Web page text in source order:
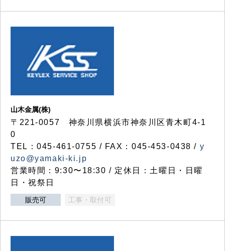
山木金属(株)
〒221-0057 神奈川県横浜市神奈川区青木町4-1
0
TEL：045-461-0755 / FAX：045-453-0438 / y
uzo@yamaki-ki.jp
営業時間：9:30〜18:30 / 定休日：土曜日・日曜
日・祝祭日
販売可 工事・取付可